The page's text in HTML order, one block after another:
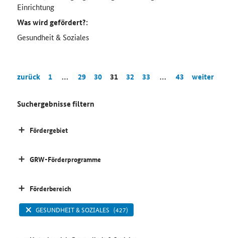
Einrichtung
Was wird gefördert?:
Gesundheit & Soziales
zurück 1 … 29 30 31 32 33 … 43 weiter
Suchergebnisse filtern
Fördergebiet
GRW-Förderprogramme
Förderbereich
GESUNDHEIT & SOZIALES (427)